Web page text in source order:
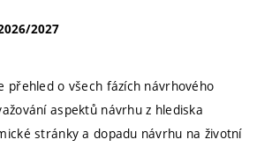
2027
přehled o všech fázích návrhového
aspektů návrhu z hlediska
stránky a dopadu návrhu na životní